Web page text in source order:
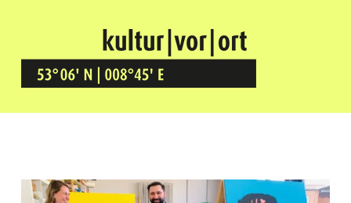
Kultur Vor Ort
BREMEN GRÖPELINGEN